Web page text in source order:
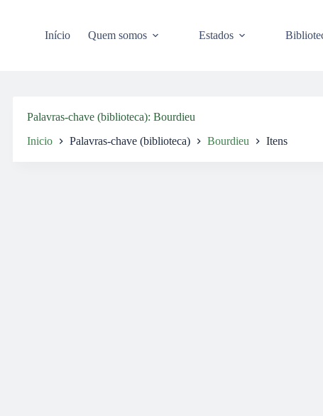
Início Quem somos Estados
Palavras-chave (biblioteca) Bourdieu
Inicio Palavras-chave (biblioteca) Bourdieu Itens